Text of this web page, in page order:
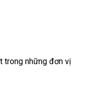
trong những đơn vị